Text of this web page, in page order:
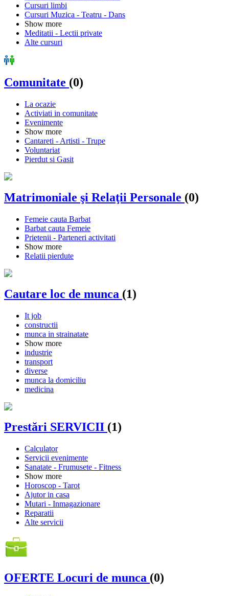
Cursuri limbi
Cursuri Muzica - Teatru - Dans
Show more
Meditatii - Lectii private
Alte cursuri
Comunitate (0)
La ocazie
Activiati in comunitate
Evenimente
Show more
Cantareti - Artisti - Trupe
Voluntariat
Pierdut si Gasit
Matrimoniale şi Relaţii Personale (0)
Femeie cauta Barbat
Barbat cauta Femeie
Prietenii - Parteneri activitati
Show more
Relatii pierdute
Cautare loc de munca (1)
It job
constructii
munca in strainatate
Show more
industrie
transport
diverse
munca la domiciliu
medicina
Prestări SERVICII (1)
Calculator
Servicii evenimente
Sanatate - Frumusete - Fitness
Show more
Horoscop - Tarot
Ajutor in casa
Mutari - Inmagazionare
Reparatii
Alte servicii
OFERTE Locuri de munca (0)